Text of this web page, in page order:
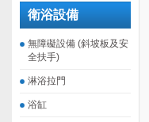
衛浴設備
無障礙設備 (斜坡板及安
全扶手)
淋浴拉門
浴缸